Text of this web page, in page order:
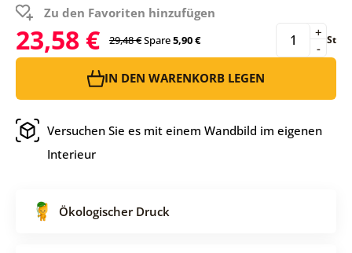
Zu den Favoriten hinzufügen
23,58 € 29,48 €Spare5,90 € -
+ St
IN DEN WARENKORB LEGEN
Versuchen Sie es mit einem Wandbild im eigenen
Interieur
Ökologischer Druck